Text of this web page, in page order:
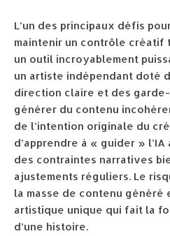
L’un des principaux défis
maintenir un contrôle créatif
un outil incroyablement
un artiste indépendant doté
direction claire et des
générer du contenu
de l’intention originale du
d’apprendre à « guider »
des contraintes narratives
ajustements réguliers. Le
la masse de contenu généré
artistique unique qui fait la
d’une histoire.